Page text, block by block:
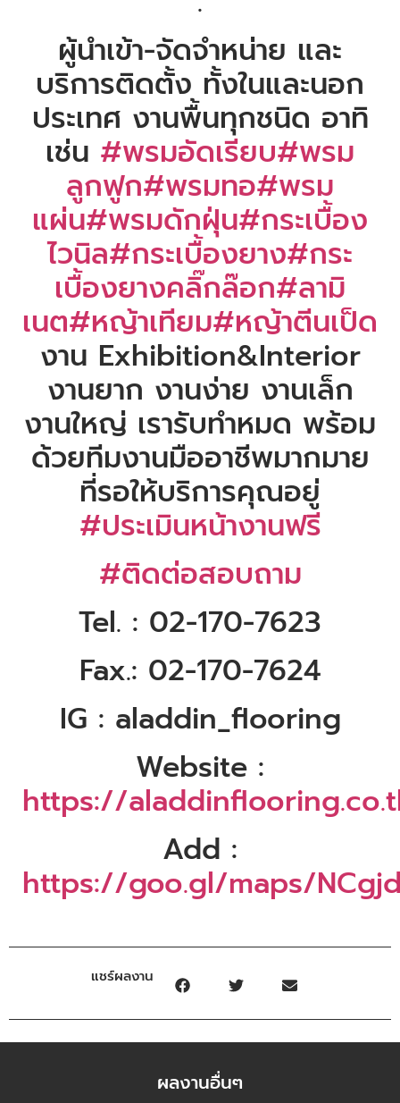
ผู้นำเข้า-จัดจำหน่าย และ
บริการติดตั้ง ทั้งในและนอก
ประเทศ งานพื้นทุกชนิด อาทิ
เช่น #พรมอัดเรียบ#พรม
ลูกฟูก#พรมทอ#พรม
แผ่น#พรมดักฝุ่น#กระเบื้อง
ไวนิล#กระเบื้องยาง#กระ
เบื้องยางคลิ๊กล๊อก#ลามิ
เนต#หญ้าเทียม#หญ้าตีนเป็ด
งาน Exhibition&Interior
งานยาก งานง่าย งานเล็ก
งานใหญ่ เรารับทำหมด พร้อม
ด้วยทีมงานมืออาชีพมากมาย
ที่รอให้บริการคุณอยู่
#ประเมินหน้างานฟรี
#ติดต่อสอบถาม
Tel. : 02-170-7623
Fax.: 02-170-7624
IG : aladdin_flooring
Website :
https://
Add :
https://goo.gl/maps/
แชร์ผลงาน
ผลงานอื่นๆ